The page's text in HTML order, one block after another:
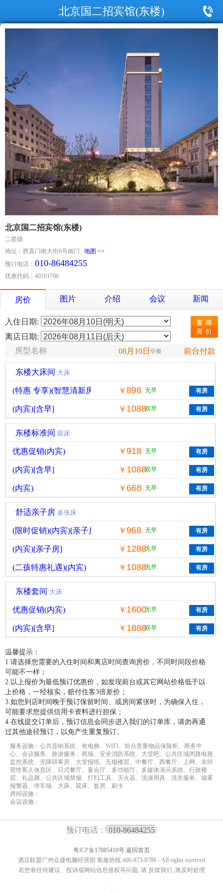
北京国二招宾馆(东楼)
北京国二招宾馆(东楼)
二星级
地址：西直门南大街6号南门 地图 >>
预订电话： 010-86484255
优惠代码：40101706
房价 图片 介绍 会议 新闻
入住日期:
离店日期:
08月10日早餐 前台付款
房型名称
东楼大床间 大床
(特惠 专享)(智慧清新房专享)(内宾)
￥898 无早
(内宾)[含早] ￥ 1088双早
东楼标准间 双床
优惠促销(内宾) ￥918 无早
(内宾)[含早] ￥ 1088双早
(内宾) ￥ 668 无早
舒适亲子房 多张床
(限时促销)(内宾)[亲子房] ￥968 无早
(内宾)[亲子房] ￥ 1288无早
(二孩特惠礼遇)(内宾) ￥ 1088无早
东楼套间 大床
优惠促销(内宾) ￥ 1600无早
(内宾)[含早] ￥ 1888双早
温馨提示：
1.请选择您需要的入住时间和离店时间查询房价，不同时间段价格
可能不一样；
2.以上报价为最低预订优惠价，如发现前台或其它网站价格低于以
上价格，一经核实，赔付住客3倍差价；
3.如您到店时间晚于预订保留时间、或房间紧张时，为确保入住，
可能要求您提供信用卡资料进行担保；
4.在线提交订单后，预订信息会同步进入我们的订单库，请勿再通
过其他途径预订，以免产生重复预订。
服务设施：公共音响系统、有电梯、WIFI、前台贵重物品保险柜、商务中
心、会议服务、旅游服务、商场、安全消防系统、大堂吧、公共区域闭路电视
监控系统、无障碍客房、大堂报纸、无烟楼层、中餐厅、西餐厅、上网、非经
营性客人休息区、日式餐厅、宴会厅、多功能厅、多媒体演示系统、行政楼
层、礼品廊、公共区域禁烟、打扫工具、灭火器、洗涤用具、洗衣服务、烟雾
报警器、停车场、大床、双床、套房、刷卡
房间设施：
会议设施：
预订电话： 010-86484255
粤ICP备17085410号.返回首页
酒店联盟广州众捷电脑经营部 客服热线:400-873-8788 - All rights reserved
若您有任何建议、投诉或网站信息侵权等问题, 请 反馈我们 ,将及时处理
.
.